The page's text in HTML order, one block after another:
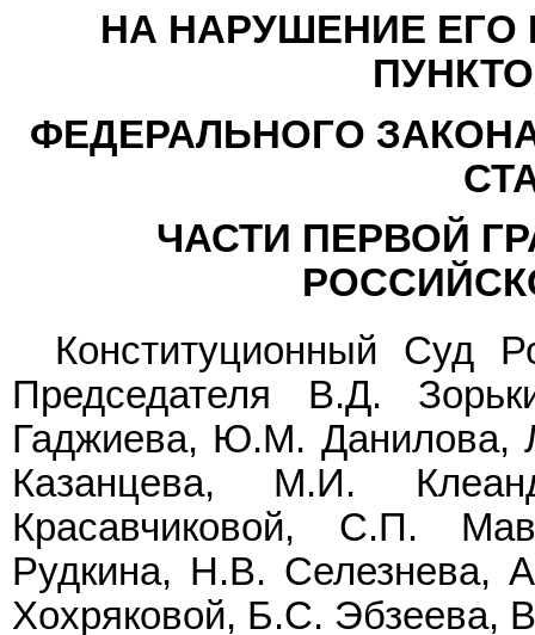
НА НАРУШЕНИЕ
ФЕДЕРАЛЬНОГО
ЧАСТИ ПЕРВОЙ
Конституционный Суд
Председателя В.Д.
Гаджиева, Ю.М.
Казанцева, М.И.
Красавчиковой, С.П.
Рудкина, Н.В. Селезнева,
Хохряковой, Б.С. Эбзеева,